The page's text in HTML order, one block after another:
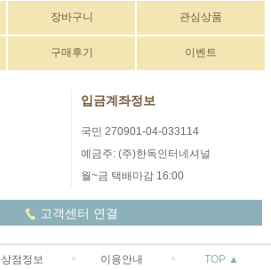
장바구니 관심상품
구매후기 이벤트
입금계좌정보
국민 270901-04-033114
예금주: (주)한독인터네셔널
월~금 택배마감 16:00
고객센터 연결
상점정보 이용안내 TOP ▲